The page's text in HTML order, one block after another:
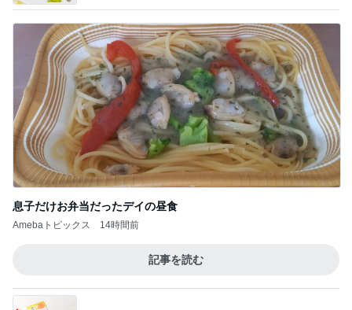
息子だけお弁当だったデイの昼食
Amebaトピックス 14時間前
記事を読む